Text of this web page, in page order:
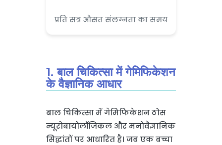
प्रति सत्र औसत संलग्नता का समय
1. बाल चिकित्सा में गेमिफिकेशन
के वैज्ञानिक आधार
बाल चिकित्सा में गेमिफिकेशन ठोस
न्यूरोबायोलॉजिकल और मनोवैज्ञानिक
सिद्धांतों पर आधारित है। जब एक बच्चा